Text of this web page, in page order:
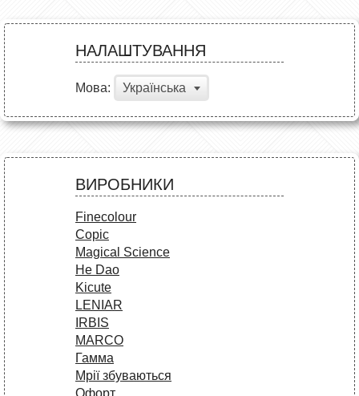
НАЛАШТУВАННЯ
Мова: Українська
ВИРОБНИКИ
Finecolour
Copic
Magical Science
He Dao
Kicute
LENIAR
IRBIS
MARCO
Гамма
Мрії збуваються
Офорт